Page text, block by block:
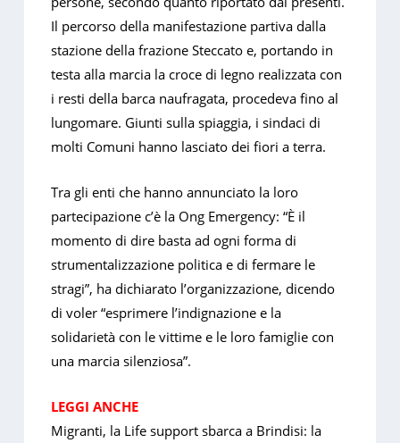
Il percorso della manifestazione partiva dalla
stazione della frazione Steccato e, portando in
testa alla marcia la croce di legno realizzata con
i resti della barca naufragata, procedeva fino al
lungomare. Giunti sulla spiaggia, i sindaci di
molti Comuni hanno lasciato dei fiori a terra.
Tra gli enti che hanno annunciato la loro
partecipazione c’è la Ong Emergency: “È il
momento di dire basta ad ogni forma di
strumentalizzazione politica e di fermare le
stragi”, ha dichiarato l’organizzazione, dicendo
di voler “esprimere l’indignazione e la
solidarietà con le vittime e le loro famiglie con
una marcia silenziosa”.
LEGGI ANCHE
Migranti, la Life support sbarca a Brindisi: la